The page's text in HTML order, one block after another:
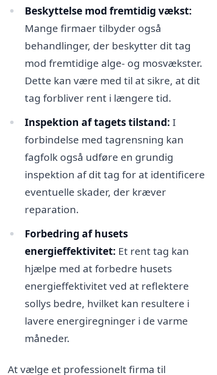
Beskyttelse mod fremtidig vækst:
Mange firmaer tilbyder også
behandlinger, der beskytter dit tag
mod fremtidige alge- og mosvækster.
Dette kan være med til at sikre, at dit
tag forbliver rent i længere tid.
Inspektion af tagets tilstand: I
forbindelse med tagrensning kan
fagfolk også udføre en grundig
inspektion af dit tag for at identificere
eventuelle skader, der kræver
reparation.
Forbedring af husets
energieffektivitet: Et rent tag kan
hjælpe med at forbedre husets
energieffektivitet ved at reflektere
sollys bedre, hvilket kan resultere i
lavere energiregninger i de varme
måneder.
At vælge et professionelt firma til